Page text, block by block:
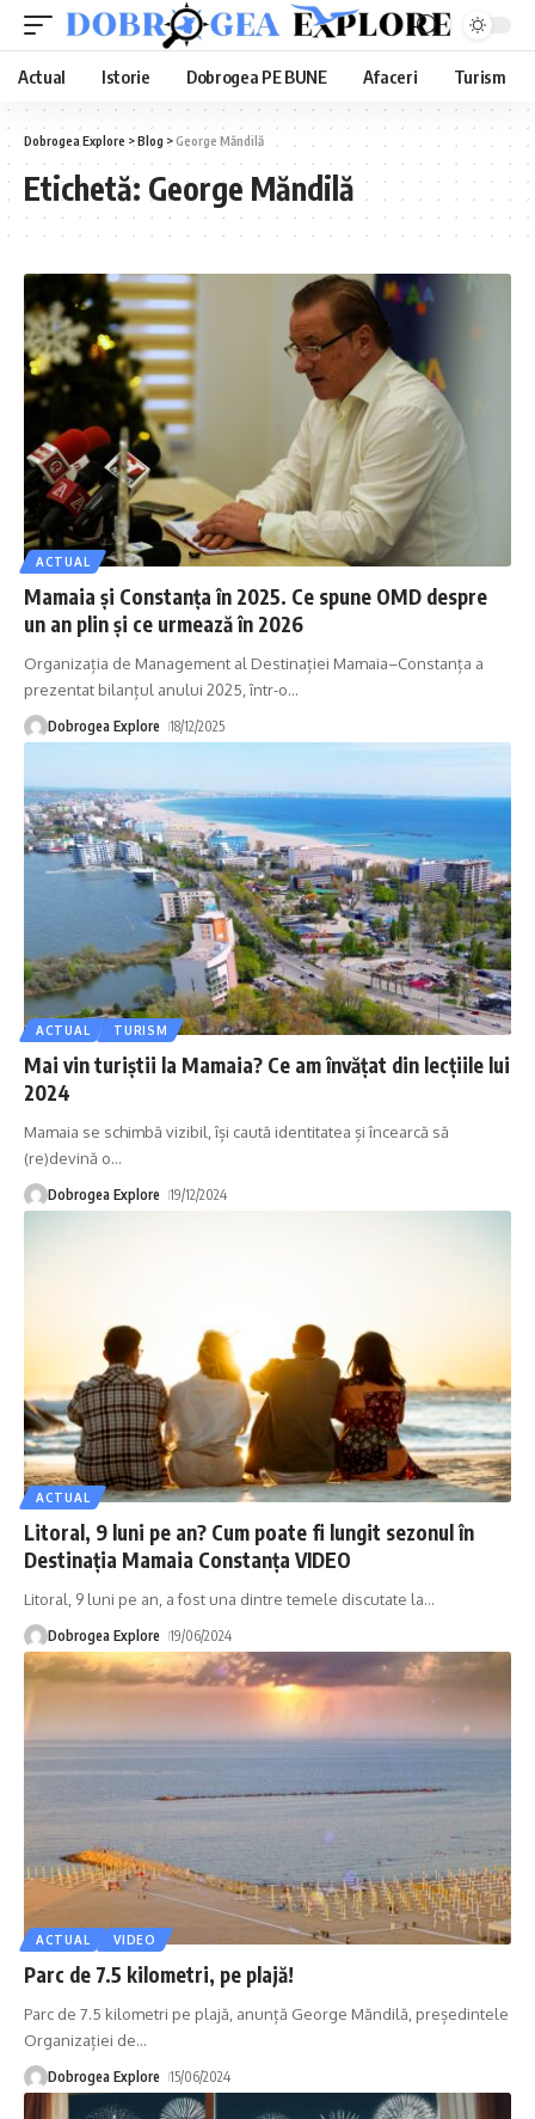
Actual Istorie Dobrogea PE BUNE Afaceri Turism
Dobrogea Explore >Blog >George Măndilă
Etichetă: George Măndilă
ACTUAL
Mamaia și Constanța în 2025. Ce spune OMD despre
un an plin și ce urmează în 2026
Organizația de Management al Destinației Mamaia–Constanța a
prezentat bilanțul anului 2025, într-o…
Dobrogea Explore 18/12/2025
ACTUAL TURISM
Mai vin turiștii la Mamaia? Ce am învățat din lecțiile lui
2024
Mamaia se schimbă vizibil, își caută identitatea și încearcă să
(re)devină o…
Dobrogea Explore 19/12/2024
ACTUAL
Litoral, 9 luni pe an? Cum poate fi lungit sezonul în
Destinația Mamaia Constanța VIDEO
Litoral, 9 luni pe an, a fost una dintre temele discutate la…
Dobrogea Explore 19/06/2024
ACTUAL VIDEO
Parc de 7.5 kilometri, pe plajă!
Parc de 7.5 kilometri pe plajă, anunță George Măndilă, președintele
Organizației de…
Dobrogea Explore 15/06/2024